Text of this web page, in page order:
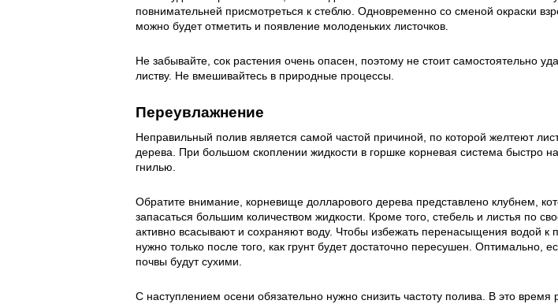
повнимательней присмотреться к стеблю. Одновременно со сменой окраски
можно будет отметить и появление молоденьких листочков.
Не забывайте, сок растения очень опасен, поэтому не стоит самостоятельно
листву. Не вмешивайтесь в природные процессы.
Переувлажнение
Неправильный полив является самой частой причиной, по которой желтеют
дерева. При большом скоплении жидкости в горшке корневая система быстро
гнилью.
Обратите внимание, корневище долларового дерева представлено клубнем,
запасаться большим количеством жидкости. Кроме того, стебель и листья по
активно всасывают и сохраняют воду. Чтобы избежать перенасыщения водой к
нужно только после того, как грунт будет достаточно пересушен. Оптимально,
почвы будут сухими.
С наступлением осени обязательно нужно снизить частоту полива. В это время